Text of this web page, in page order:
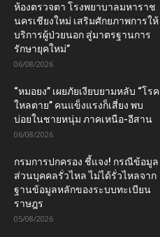
ห้องตรวจตา โรงพยาบาลมหาราช
นครเชียงใหม่ เสริมศักยภาพการให้
บริการผู้ป่วยนอก สู่มาตรฐานการ
รักษายุคใหม่”
06/08/2026
“หมอยง” เผยภัยเงียบยามหลับ “โรค
ใหลตาย” คนแข็งแรงก็เสี่ยง พบ
บ่อยในชายหนุ่ม ภาคเหนือ-อีสาน
06/08/2026
กรมการปกครอง ชี้แจง! กรณีข้อมูล
ส่วนบุคคลรั่วไหล ไม่ได้รั่วไหลจาก
ฐานข้อมูลหลักของระบบทะเบียน
ราษฎร
05/08/2026